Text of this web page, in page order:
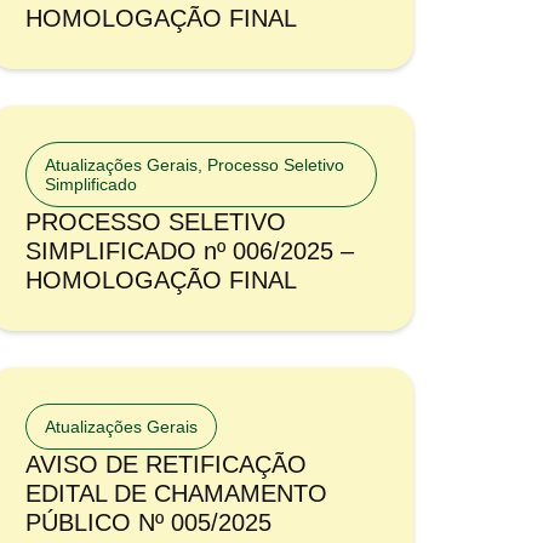
HOMOLOGAÇÃO FINAL
Atualizações Gerais Processo Seletivo
Simplificado
PROCESSO SELETIVO
SIMPLIFICADO nº 006/2025 –
HOMOLOGAÇÃO FINAL
Atualizações Gerais
AVISO DE RETIFICAÇÃO
EDITAL DE CHAMAMENTO
PÚBLICO Nº 005/2025